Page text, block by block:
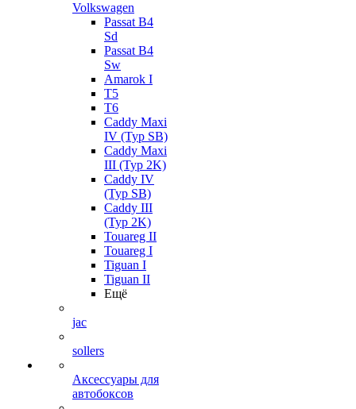
Volkswagen
Passat B4
Sd
Passat B4
Sw
Amarok I
T5
T6
Caddy Maxi
IV (Typ SB)
Caddy Maxi
III (Typ 2K)
Caddy IV
(Typ SB)
Caddy III
(Typ 2K)
Touareg II
Touareg I
Tiguan I
Tiguan II
Ещё
jac
sollers
Аксессуары для
автобоксов